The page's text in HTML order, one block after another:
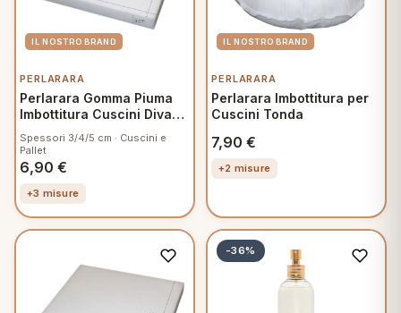
PERLARARA
Perlarara Gomma Piuma
Imbottitura Cuscini Divani
45x45 cm
Spessori 3/4/5 cm · Cuscini e
Pallet
6,90 €
+3 misure
PERLARARA
Perlarara Imbottitura per
Cuscini Tonda
7,90 €
+2 misure
-36%